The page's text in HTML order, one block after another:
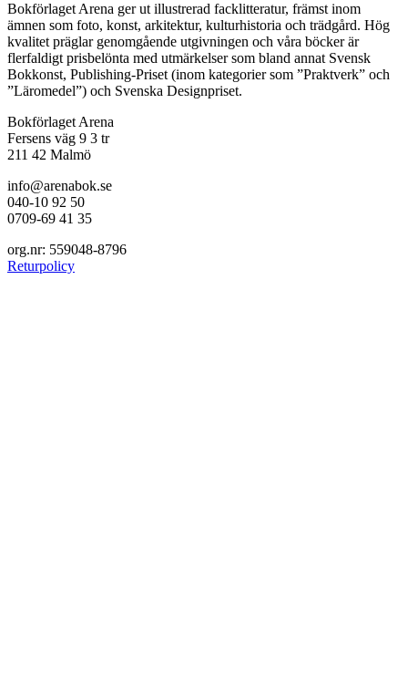
Bokförlaget Arena ger ut illustrerad facklitteratur, främst inom
ämnen som foto, konst, arkitektur, kulturhistoria och trädgård. Hög
kvalitet präglar genomgående utgivningen och våra böcker är
flerfaldigt prisbelönta med utmärkelser som bland annat Svensk
Bokkonst, Publishing-Priset (inom kategorier som ”Praktverk” och
”Läromedel”) och Svenska Designpriset.
Bokförlaget Arena
Fersens väg 9 3 tr
211 42 Malmö
info@arenabok.se
040-10 92 50
0709-69 41 35
org.nr: 559048-8796
Returpolicy